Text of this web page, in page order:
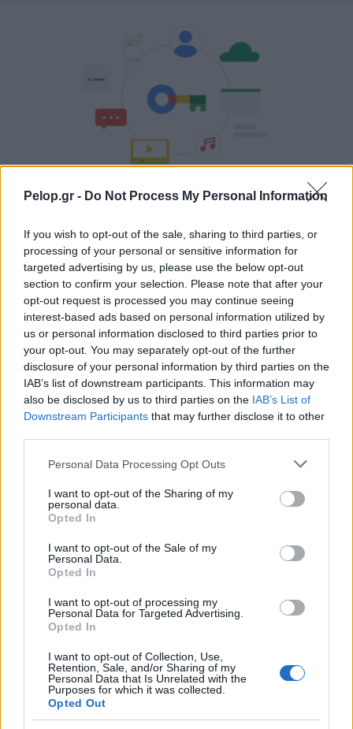
Pelop.gr - Do Not Process My Personal Information
If you wish to opt-out of the sale, sharing to third parties, or
processing of your personal or sensitive information for
targeted advertising by us, please use the below opt-out
section to confirm your selection. Please note that after your
opt-out request is processed you may continue seeing
interest-based ads based on personal information utilized by
us or personal information disclosed to third parties prior to
your opt-out. You may separately opt-out of the further
disclosure of your personal information by third parties on the
IAB’s list of downstream participants. This information may
also be disclosed by us to third parties on the IAB’s List of
Downstream Participants that may further disclose it to other
Please note that this website/app uses one or more Google
not limited to your visit or usage behaviour. You may click to
grant or deny consent to Google and its third-party tags to
use your data for below specified purposes in below Google
consent section.
Personal Data Processing Opt Outs
I want to opt-out of the Sharing of my
personal data.
Opted In
I want to opt-out of the Sale of my
Personal Data.
Opted In
I want to opt-out of processing my
Personal Data for Targeted Advertising.
Opted In
I want to opt-out of Collection, Use,
Retention, Sale, and/or Sharing of my
Personal Data that Is Unrelated with the
Purposes for which it was collected.
Opted Out
Χρησιμοποιείς Google passkeys για τους κωδικούς σου;
Μετάλλιο για τον Γυμναστικό Σύλλογο Δύμης στο
Πανελλήνιο Πρωτάθλημα Πίστας